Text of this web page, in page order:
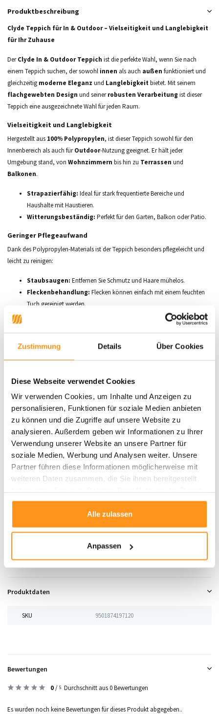
Zustimmung Details Über Cookies
Diese Webseite verwendet Cookies
Wir verwenden Cookies, um Inhalte und Anzeigen zu
personalisieren, Funktionen für soziale Medien anbieten
zu können und die Zugriffe auf unsere Website zu
analysieren. Außerdem geben wir Informationen zu Ihrer
Verwendung unserer Website an unsere Partner für
soziale Medien, Werbung und Analysen weiter. Unsere
Partner führen diese Informationen möglicherweise mit
weiteren Daten zusammen, die Sie ihnen bereitgestellt
gesammelt haben.
Alle zulassen
Anpassen
Nicht auf Lager
Produktbeschreibung
Clyde Teppich für In & Outdoor – Vielseitigkeit und Langlebigkeit
für Ihr Zuhause
DerClyde In & Outdoor Teppich ist die perfekte Wahl, wenn Sie nach
einem Teppich suchen, der sowohl innen als auch außen funktioniert und
gleichzeitig moderne Eleganz und Langlebigkeitbietet. Mit seinem
flachgewebten Design und seinerrobusten Verarbeitung ist dieser
Teppich eine ausgezeichnete Wahl für jeden Raum.
Vielseitigkeit und Langlebigkeit
Hergestellt aus 100% Polypropylen, ist dieser Teppich sowohl für den
Innenbereich als auch fürOutdoor-Nutzung geeignet. Er hält jeder
Umgebung stand, von Wohnzimmern bis hin zu Terrassen und
Balkonen.
Strapazierfähig: Ideal für stark frequentierte Bereiche und
Haushalte mit Haustieren.
Witterungsbeständig: Perfekt für den Garten, Balkon oder Patio.
Geringer Pflegeaufwand
Dank des Polypropylen-Materials ist der Teppich besonders pflegeleicht und
leicht zu reinigen:
Staubsaugen: Entfernen Sie Schmutz und Haare mühelos.
Fleckenbehandlung: Flecken können einfach mit einem feuchten
Tuch gereinigt werden.
Modernes Design
Raum einestimmungsvolle Atmosphäre
verleihen. Besonders passend
zumBohemian-Stil, bringt der Teppich eine entspannte, aber dennoch
Florhöhe:
6 mm – ideal für stark frequentierte Bereiche
Rückseite: Latexrückseite mit Anti-Rutsch-Beschichtung
Pflege:
Staub und Haare lassen sich leicht entfernen; Flecken mit
einem feuchten Tuch abwischen
Geeignet für Haustiere:
Perfekt für Haushalte mit Tieren geeignet
Herstellungsland:
Belgien
Material:
Warum der Clyde Teppich?
Dieser Teppich bietet die ideale Kombination ausVielseitigkeit,
modernem Design
Produktdaten
SKU 9501874197120
Bewertungen
0/ 5 Durchschnitt aus 0 Bewertungen
Es wurden noch keine Bewertungen für dieses Produkt abgegeben..